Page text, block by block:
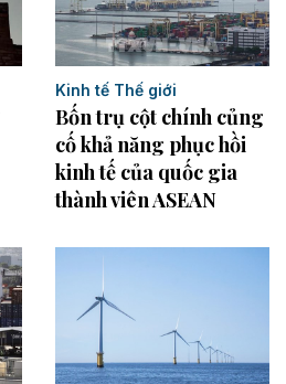
Kinh tế Thế giới
Bốn trụ cột chính củng
cố khả năng phục hồi
kinh tế của quốc gia
thành viên ASEAN